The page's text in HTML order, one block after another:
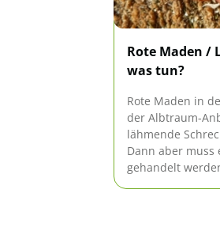
Rote Maden /
was tun?
Rote Maden in
der Albtraum-
lähmende
Dann aber muss
gehandelt